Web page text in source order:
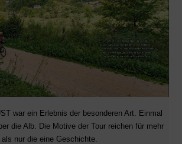
war ein Erlebnis der besonderen Art. Einmal
die Alb. Die Motive der Tour reichen für mehr
als nur die eine Geschichte.